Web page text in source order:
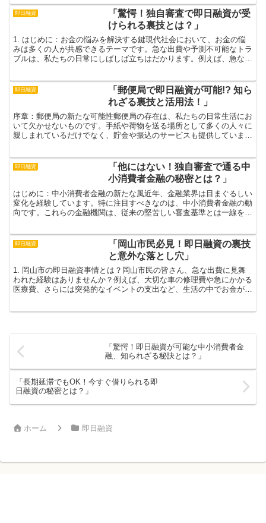
即日融資
「驚愕！独自審査で即日融資が受
けられる裏技とは？」
1. はじめに：お金の悩みを解決する鍵現代社会において、お金の悩
みは多くの人が共感できるテーマです。急な出費や予測不可能なトラ
ブルは、私たちの日常にしばしば立ちはだかります。例えば、急な病
即日融資
「郵便局で即日融資が可能!? 知ら
れざる裏技と活用法！」
序章：郵便局の新たな可能性郵便局の存在は、私たちの日常生活にお
いて欠かせないものです。手紙や荷物を送る場所として多くの人々に
親しまれているだけでなく、貯金や振込のサービスも提供していま
即日融資
「他にはない！独自審査で通る中
小消費者金融の秘密とは？」
はじめに：中小消費者金融の新たな風近年、金融業界は目まぐるしい
変化を経験しています。特に注目すべきなのは、中小消費者金融の動
向です。これらの金融機関は、従来の堅苦しい審査基準とは一線を画
即日融資
「岡山市民必見！即日融資の裏技
と意外な落とし穴」
1. 岡山市の即日融資事情とは？岡山市民の皆さん、急な出費に見舞
われた経験はありませんか？例えば、大切な車の修理費や急にかかる
医療費、さらには突発的なイベントの支出など、生活の中でお金が必
「驚愕！即日融資が可能な中小消費者金
融、知られざる秘訣とは？」
「長期延滞でもOK！今すぐ借りられる即
日融資の秘密とは？」
ホーム 即日融資